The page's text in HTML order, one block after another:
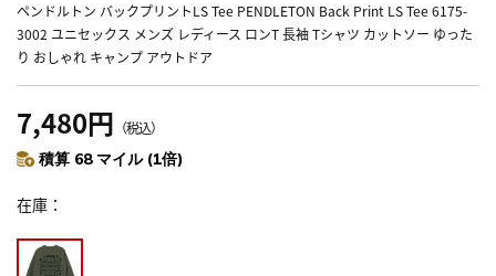
ペンドルトン バックプリントLS Tee PENDLETON Back Print LS Tee 6175-
3002 ユニセックス メンズ レディース ロンT 長袖 Tシャツ カットソー ゆった
り おしゃれ キャンプ アウトドア
7,480円 （税込）
積算 68 マイル (1倍)
在庫